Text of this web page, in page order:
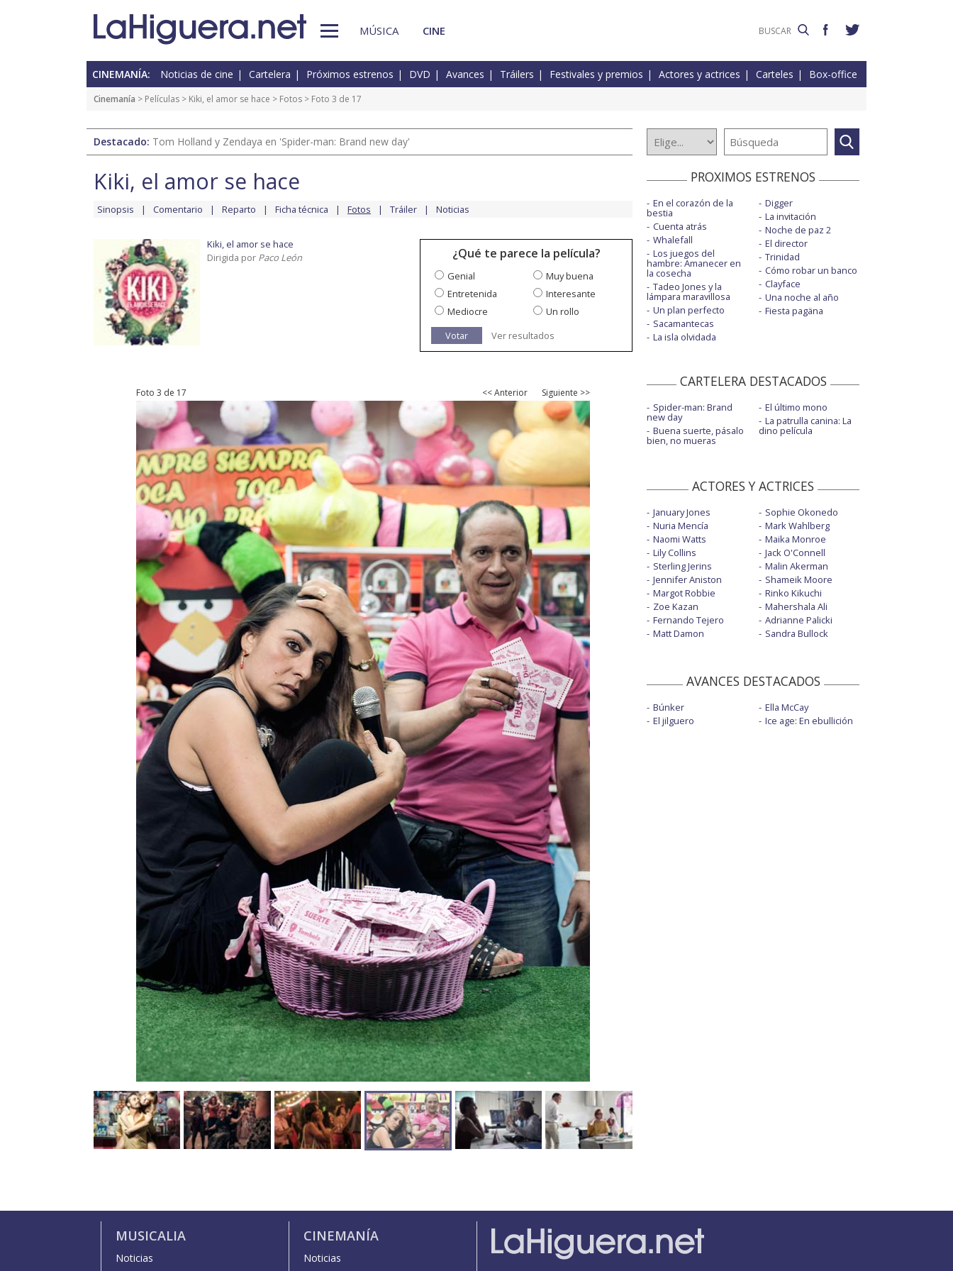
MÚSICA CINE
CINEMANÍA: Noticias de cine Cartelera Próximos estrenos DVD Avances Tráilers Festivales y premios Actores y actrices Carteles Box-office
Cinemanía > Películas > Kiki, el amor se hace > Fotos > Foto 3 de 17
Destacado: Tom Holland y Zendaya en 'Spider-man: Brand new day'
Kiki, el amor se hace
Sinopsis Comentario Reparto Ficha técnica Fotos Tráiler Noticias
Kiki, el amor se hace
Dirigida por Paco León ¿Qué te parece la película?
Genial
Muy buena
Entretenida
Interesante
Mediocre
Un rollo
Votar
Ver resultados
Foto 3 de 17 << Anterior Siguiente >>
PROXIMOS ESTRENOS
En el corazón de la
bestia
Cuenta atrás
Whalefall
Los juegos del
hambre: Amanecer en
la cosecha
Tadeo Jones y la
lámpara maravillosa
Un plan perfecto
Sacamantecas
La isla olvidada
Digger
La invitación
Noche de paz 2
El director
Trinidad
Cómo robar un banco
Clayface
Una noche al año
Fiesta pagäna
CARTELERA DESTACADOS
Spider-man: Brand
new day
Buena suerte, pásalo
bien, no mueras
El último mono
La patrulla canina: La
dino película
ACTORES Y ACTRICES
January Jones
Nuria Mencía
Naomi Watts
Lily Collins
Sterling Jerins
Jennifer Aniston
Margot Robbie
Zoe Kazan
Fernando Tejero
Matt Damon
Sophie Okonedo
Mark Wahlberg
Maika Monroe
Jack O'Connell
Malin Akerman
Shameik Moore
Rinko Kikuchi
Mahershala Ali
Adrianne Palicki
Sandra Bullock
AVANCES DESTACADOS
Búnker
El jilguero
Ella McCay
Ice age: En ebullición
MUSICALIA
Noticias
CINEMANÍA
Noticias